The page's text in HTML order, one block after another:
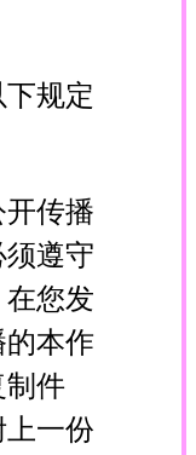
规定
传播
遵守
您发
的本作
制件
一份